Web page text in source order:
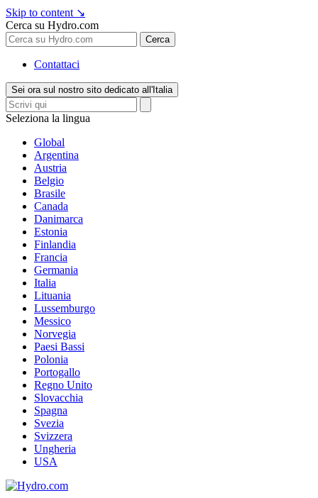
Skip to content ↘
Cerca su Hydro.com
Cerca
Contattaci
Sei ora sul nostro sito dedicato all'Italia
Seleziona la lingua
Global
Argentina
Austria
Belgio
Brasile
Canada
Danimarca
Estonia
Finlandia
Francia
Germania
Italia
Lituania
Lussemburgo
Messico
Norvegia
Paesi Bassi
Polonia
Portogallo
Regno Unito
Slovacchia
Spagna
Svezia
Svizzera
Ungheria
USA